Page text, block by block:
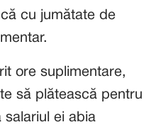
cu jumătate de
ore suplimentare,
să plătească pentru
salariul ei abia